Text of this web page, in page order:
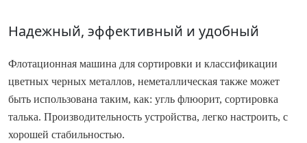
Надежный, эффективный и удобный
Флотационная машина для сортировки и классификации
цветных черных металлов, неметаллическая также может
быть использована таким, как: угль флюорит, сортировка
талька. Производительность устройства, легко настроить, с
хорошей стабильностью.